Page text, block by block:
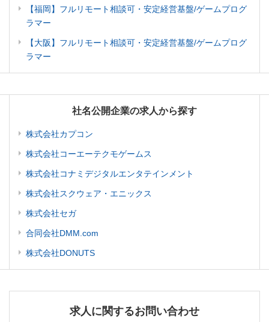
【福岡】フルリモート相談可・安定経営基盤/ゲームプログ
ラマー
【大阪】フルリモート相談可・安定経営基盤/ゲームプログ
ラマー
社名公開企業の求人から探す
株式会社カプコン
株式会社コーエーテクモゲームス
株式会社コナミデジタルエンタテインメント
株式会社スクウェア・エニックス
株式会社セガ
合同会社DMM.com
株式会社DONUTS
求人に関するお問い合わせ